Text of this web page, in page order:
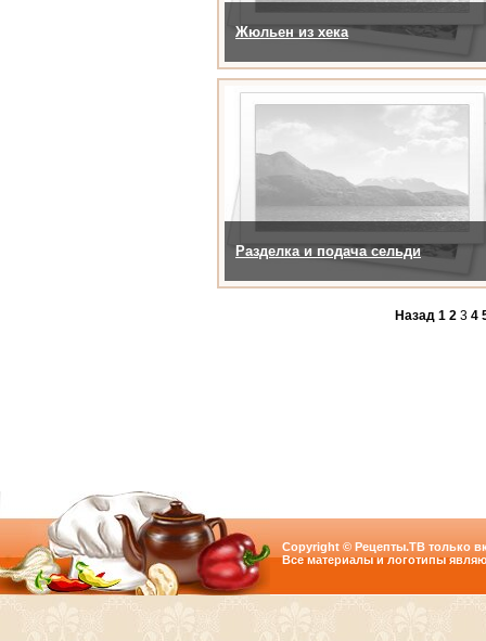
Жюльен из хека
Разделка и подача сельди
Назад 1 2 3 4
Copyright © Рецепты.ТВ только
Все материалы и логотипы